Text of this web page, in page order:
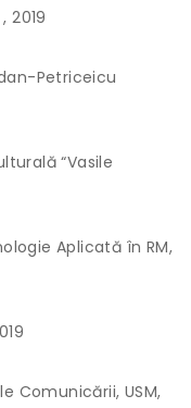
2019
Petriceicu
“Vasile
Aplicată în RM,
Comunicării, USM,